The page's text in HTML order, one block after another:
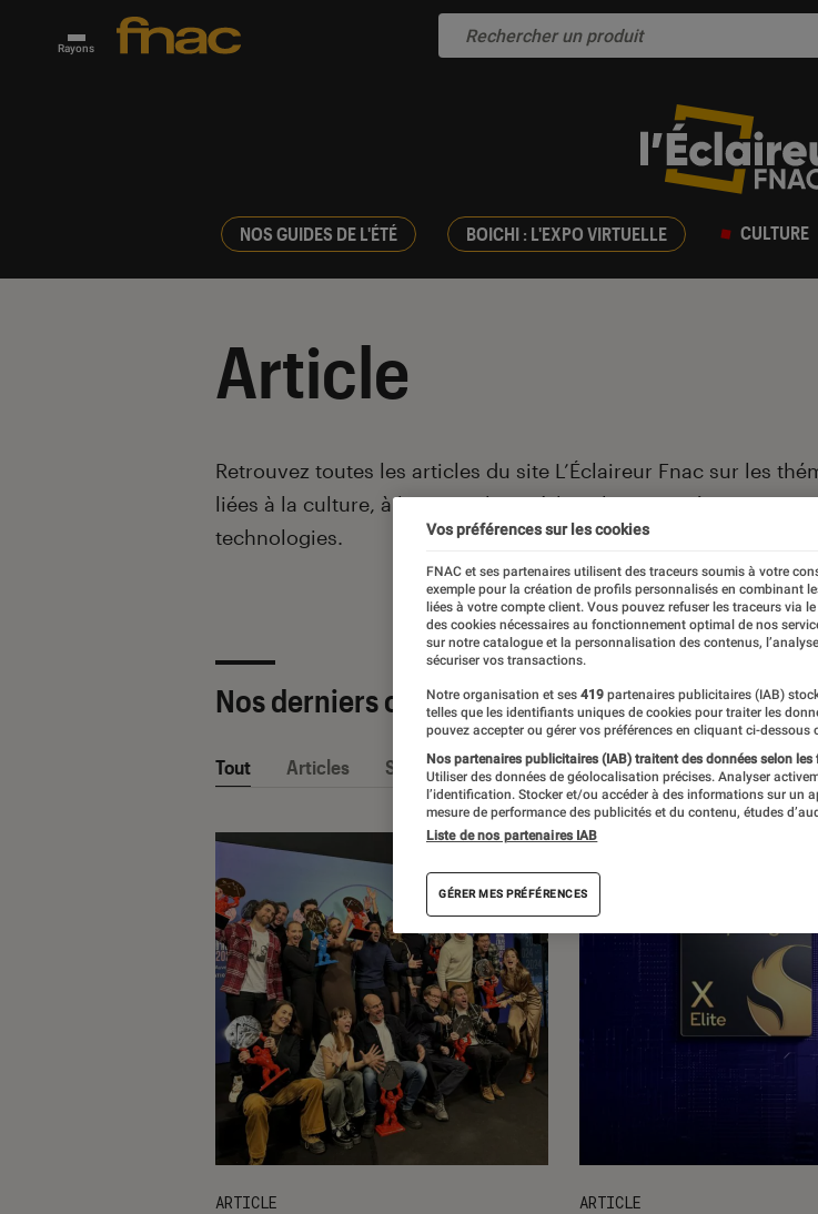
Rayons
NOS GUIDES DE L'ÉTÉ BOICHI : L'EXPO VIRTUELLE CULTURE
Article
Introduction
Retrouvez toutes les articles du site L’Éclaireur Fnac sur les
liées à la culture, à la pop culture, à la culture numérique et
technologies.
Nos derniers contenus
Tout Articles Sélections et guides Tests
ARTICLE ARTICLE
Vos préférences sur les cookies
FNAC et ses partenaires utilisent des traceurs soumis à votre
exemple pour la création de profils personnalisés en combinant
liées à votre compte client. Vous pouvez refuser les traceurs via
des cookies nécessaires au fonctionnement optimal de nos
sur notre catalogue et la personnalisation des contenus,
sécuriser vos transactions.
Notre organisation et ses 419 partenaires publicitaires (IAB)
telles que les identifiants uniques de cookies pour traiter les
pouvez accepter ou gérer vos préférences en cliquant ci-
Nos partenaires publicitaires (IAB) traitent des données selon
Utiliser des données de géolocalisation précises. Analyser
l’identification. Stocker et/ou accéder à des informations sur un
mesure de performance des publicités et du contenu, études
Liste de nos partenaires IAB
GÉRER MES PRÉFÉRENCES